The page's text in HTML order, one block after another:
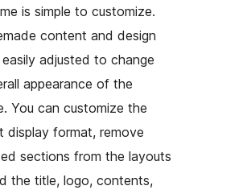
is simple to customize.
content and design
adjusted to change
appearance of the
You can customize the
display format, remove
sections from the layouts
the title, logo, contents,